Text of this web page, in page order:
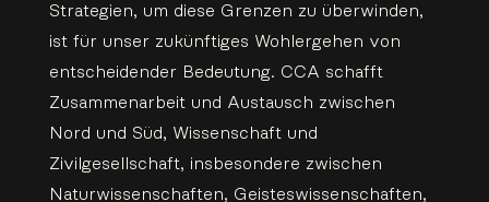
Strategien, um diese Grenzen zu überwinden,
ist für unser zukünftiges Wohlergehen von
entscheidender Bedeutung. CCA schafft
Zusammenarbeit und Austausch zwischen
Nord und Süd, Wissenschaft und
Zivilgesellschaft, insbesondere zwischen
Naturwissenschaften, Geisteswissenschaften,